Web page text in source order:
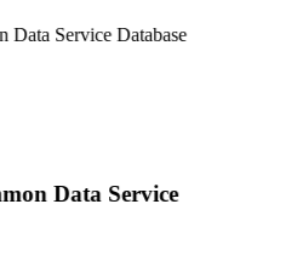
Data Service Database
Data Service